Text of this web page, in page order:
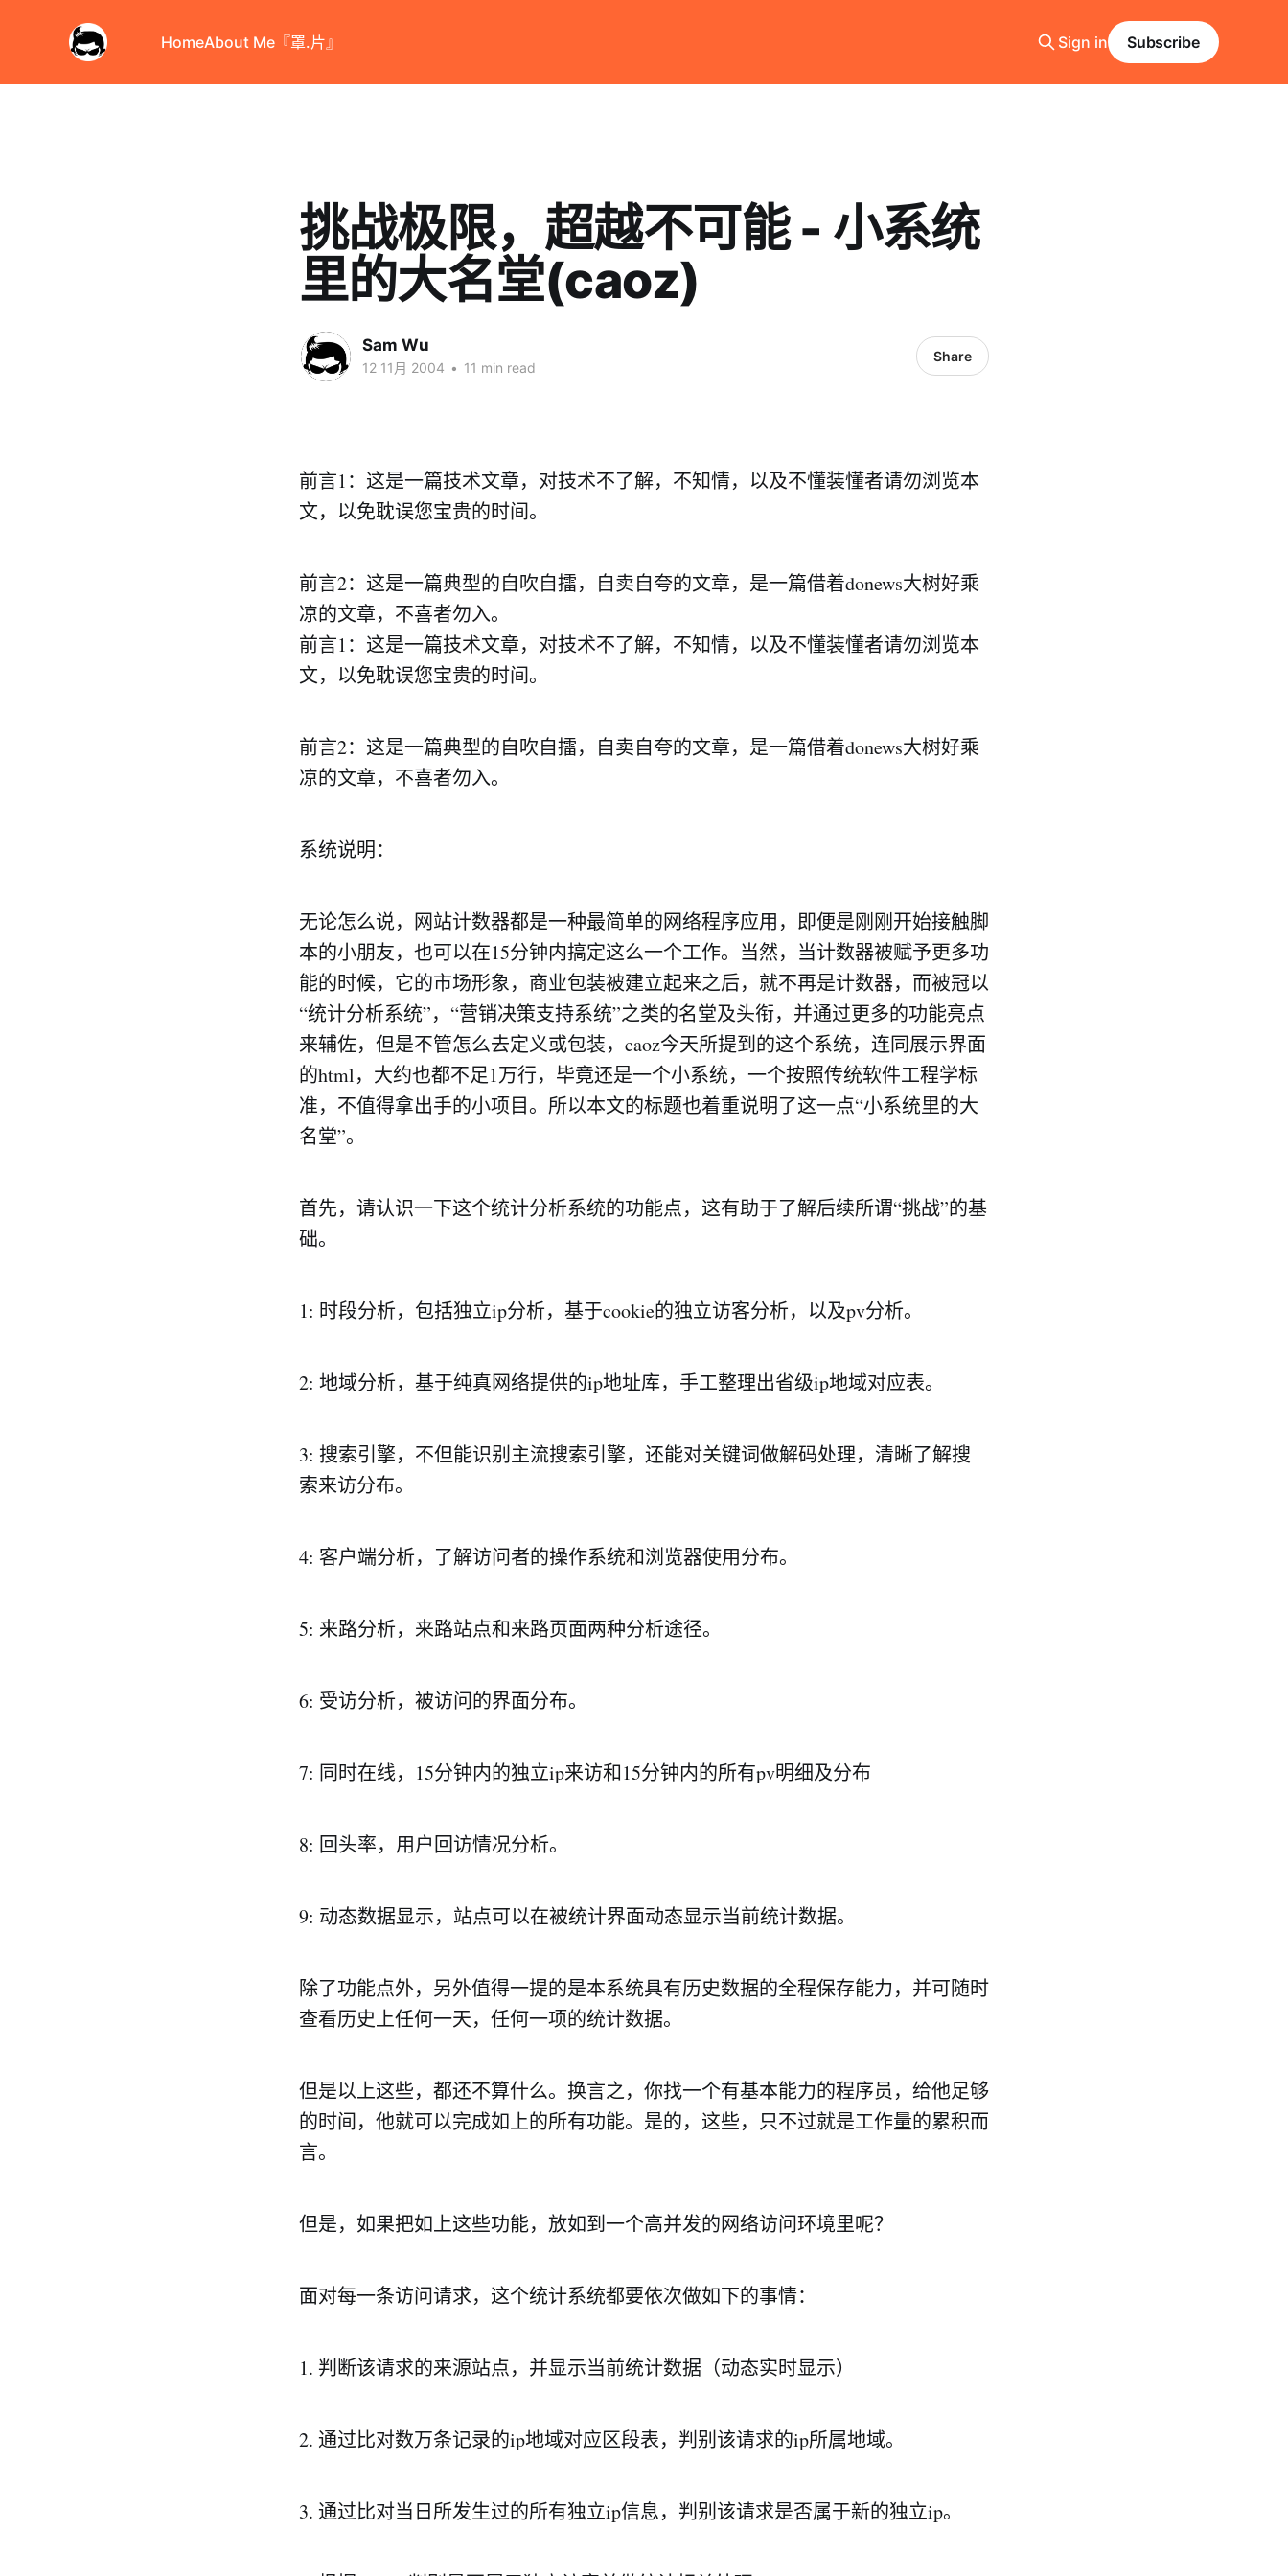
HomeAbout Me 『罩.片』 Sign in Subscribe
挑战极限，超越不可能 - 小系统
里的大名堂(caoz)
Sam Wu
12 11月 2004 • 11 min read
Share
前言1：这是一篇技术文章，对技术不了解，不知情，以及不懂装懂者请勿浏览本
文，以免耽误您宝贵的时间。
前言2：这是一篇典型的自吹自擂，自卖自夸的文章，是一篇借着donews大树好乘
凉的文章，不喜者勿入。
前言1：这是一篇技术文章，对技术不了解，不知情，以及不懂装懂者请勿浏览本
文，以免耽误您宝贵的时间。
前言2：这是一篇典型的自吹自擂，自卖自夸的文章，是一篇借着donews大树好乘
凉的文章，不喜者勿入。
系统说明：
无论怎么说，网站计数器都是一种最简单的网络程序应用，即便是刚刚开始接触脚
本的小朋友，也可以在15分钟内搞定这么一个工作。当然，当计数器被赋予更多功
能的时候，它的市场形象，商业包装被建立起来之后，就不再是计数器，而被冠以
“统计分析系统”，“营销决策支持系统”之类的名堂及头衔，并通过更多的功能亮点
来辅佐，但是不管怎么去定义或包装，caoz今天所提到的这个系统，连同展示界面
的html，大约也都不足1万行，毕竟还是一个小系统，一个按照传统软件工程学标
准，不值得拿出手的小项目。所以本文的标题也着重说明了这一点“小系统里的大
名堂”。
首先，请认识一下这个统计分析系统的功能点，这有助于了解后续所谓“挑战”的基
础。
1: 时段分析，包括独立ip分析，基于cookie的独立访客分析，以及pv分析。
2: 地域分析，基于纯真网络提供的ip地址库，手工整理出省级ip地域对应表。
3: 搜索引擎，不但能识别主流搜索引擎，还能对关键词做解码处理，清晰了解搜
索来访分布。
4: 客户端分析，了解访问者的操作系统和浏览器使用分布。
5: 来路分析，来路站点和来路页面两种分析途径。
6: 受访分析，被访问的界面分布。
7: 同时在线，15分钟内的独立ip来访和15分钟内的所有pv明细及分布
8: 回头率，用户回访情况分析。
9: 动态数据显示，站点可以在被统计界面动态显示当前统计数据。
除了功能点外，另外值得一提的是本系统具有历史数据的全程保存能力，并可随时
查看历史上任何一天，任何一项的统计数据。
但是以上这些，都还不算什么。换言之，你找一个有基本能力的程序员，给他足够
的时间，他就可以完成如上的所有功能。是的，这些，只不过就是工作量的累积而
言。
但是，如果把如上这些功能，放如到一个高并发的网络访问环境里呢？
面对每一条访问请求，这个统计系统都要依次做如下的事情：
1. 判断该请求的来源站点，并显示当前统计数据（动态实时显示）
2. 通过比对数万条记录的ip地域对应区段表，判别该请求的ip所属地域。
3. 通过比对当日所发生过的所有独立ip信息，判别该请求是否属于新的独立ip。